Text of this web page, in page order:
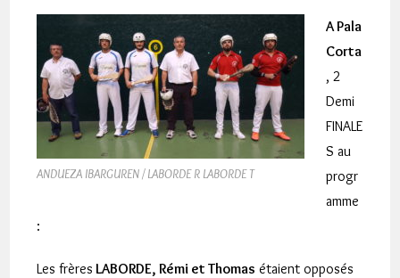
ANDUEZA IBARGUREN / LABORDE R LABORDE T
A Pala
Corta
, 2
Demi
FINALE
S au
progr
amme
:
Les frères LABORDE, Rémi et Thomas étaient opposés